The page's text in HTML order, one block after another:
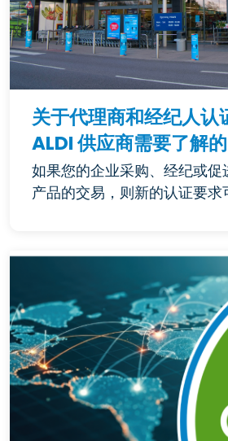
关于代理商和经纪人认
ALDI 供应商需要了解
如果您的企业采购、经纪或促
产品的交易，则新的认证要求